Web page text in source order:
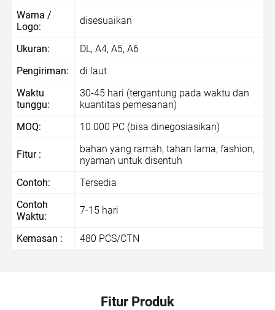
Warna /
Logo:
disesuaikan
Ukuran:
DL, A4, A5, A6
Pengiriman:
di laut
Waktu
tunggu:
30-45 hari (tergantung pada waktu dan
kuantitas pemesanan)
MOQ:
10.000 PC (bisa dinegosiasikan)
Fitur :
bahan yang ramah, tahan lama, fashion,
nyaman untuk disentuh
Contoh:
Tersedia
Contoh
Waktu:
7-15 hari
Kemasan : 480 PCS/CTN
Fitur Produk